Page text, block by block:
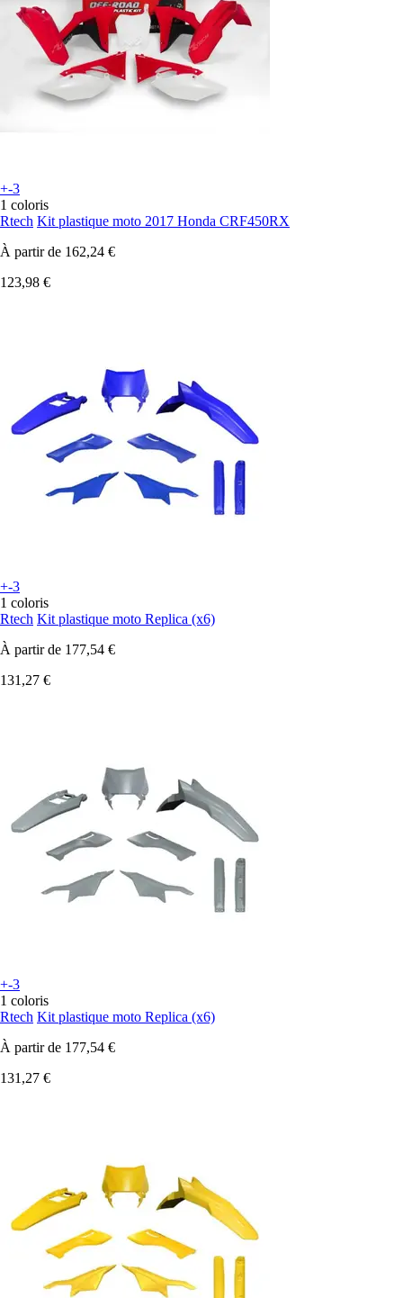
+-3
1 coloris
Rtech Kit plastique moto 2017 Honda CRF450RX
À partir de 162,24 €
123,98 €
+-3
1 coloris
Rtech Kit plastique moto Replica (x6)
À partir de 177,54 €
131,27 €
+-3
1 coloris
Rtech Kit plastique moto Replica (x6)
À partir de 177,54 €
131,27 €